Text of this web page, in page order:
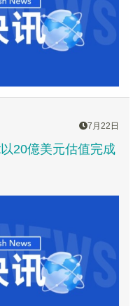
7月22日
20億美元估值完成